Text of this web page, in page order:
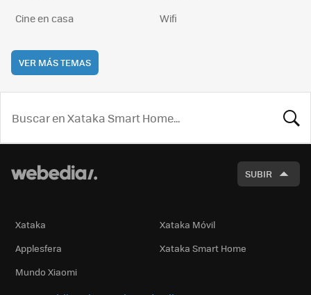
Cine en casa
Wifi
VER MÁS TEMAS
SUBIR
Xataka
Xataka Móvil
Applesfera
Xataka Smart Home
Mundo Xiaomi